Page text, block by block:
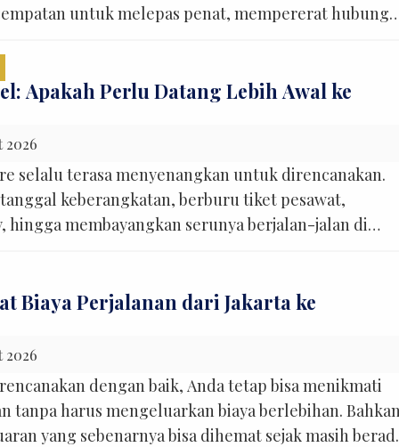
untuk melepas penat, mempererat
satu hal yang sering membuat panitia atau tim HR
keberangkatan, yaitu mengatur transportasi
[…]
Apakah Perlu Datang Lebih Awal ke
2026
selalu terasa menyenangkan untuk direncanakan.
keberangkatan, berburu tiket pesawat,
hingga membayangkan serunya berjalan-jalan di
itu, masih ada satu pertanyaan yang sering
ragu, terutama jika baru pertama kali bepergian ke
Biaya Perjalanan dari Jakarta ke
2026
dengan baik, Anda tetap bisa menikmati
tanpa harus mengeluarkan biaya berlebihan.
yang sebenarnya bisa dihemat sejak masih